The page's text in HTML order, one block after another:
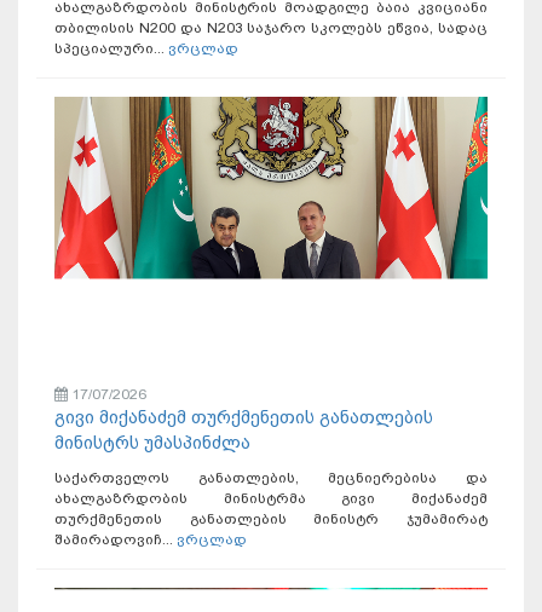
ახალგაზრდობის მინისტრის მოადგილე ბაია კვიციანი
თბილისის N200 და N203 საჯარო სკოლებს ეწვია, სადაც
სპეციალური... ვრცლად
17/07/2026
გივი მიქანაძემ თურქმენეთის განათლების
მინისტრს უმასპინძლა
საქართველოს განათლების, მეცნიერებისა და
ახალგაზრდობის მინისტრმა გივი მიქანაძემ
თურქმენეთის განათლების მინისტრ ჯუმამირატ
შამირადოვიჩ... ვრცლად